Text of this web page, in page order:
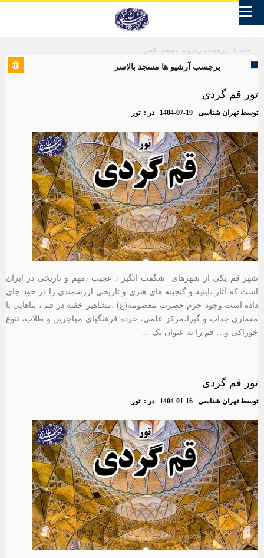
خانه برچسب آرشیو ها مسجد بالاسر
برچسب آرشیو ها مسجد بالاسر
تور قم گردی
توسطتهران شناسی 1404-07-19 در :تور
شهر قم یکی از شهرهای شگفت انگیز ، عجیب ،مهم و تاریخی در ایران
است که آثار ،ابنیه و گنجینه های هنری و تاریخی ارزشمندی را در خود جای
داده است.وجود حرم حصرت معصومه(ع) ،مشاهیر خفته در قم ، بناهایی با
معماری جذاب و گیرا،مرکز علمی، خرده فرهنگهای مهاجرین و طلاب، تنوع
خوراکی و… قم را به عنوان یک …
تور قم گردی
توسطتهران شناسی 1404-01-16 در :تور